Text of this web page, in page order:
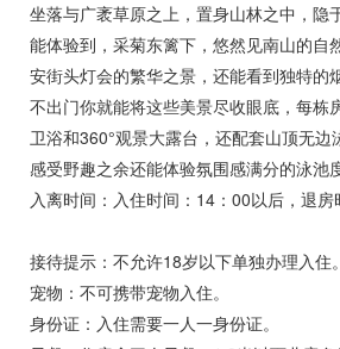
坐落与广袤草原之上，置身山林之中，隐
能体验到，采菊东篱下，悠然见南山的自
安街头灯会的繁华之景，还能看到独特的
不出门你就能将这些美景尽收眼底，每栋
卫浴和360°观景大露台，还配套山顶无边
感受野趣之余还能体验氛围感满分的泳池
入离时间：入住时间：14：00以后，退
接待提示：不允许18岁以下单独
宠物：不可携带宠物入
身份证：入住需要一人一